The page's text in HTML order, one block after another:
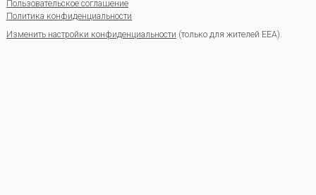
Пользовательское соглашение
Политика конфиденциальности
Изменить настройки конфиденциальности (только для жителей EEA).